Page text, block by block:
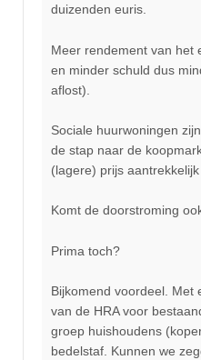
duizenden euris.
Meer rendement van het
en minder schuld dus
aflost).
Sociale huurwoningen
de stap naar de
(lagere) prijs
Komt de doorstroming
Prima toch?
Bijkomend voordeel. Met
van de HRA voor
groep huishoudens
bedelstaf. Kunnen we